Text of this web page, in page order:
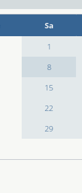
Sa
1
8
15
22
29